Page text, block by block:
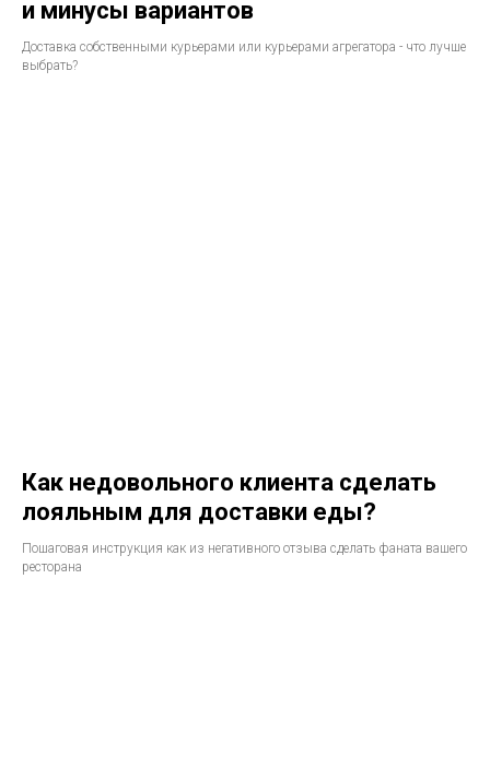
и минусы вариантов
Доставка собственными курьерами или курьерами агрегатора - что лучше
выбрать?
Как недовольного клиента сделать
лояльным для доставки еды?
Пошаговая инструкция как из негативного отзыва сделать фаната вашего
ресторана